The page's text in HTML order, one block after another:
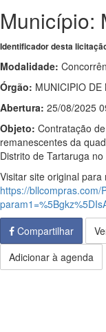
Município:
Identificador desta
Modalidade:
Órgão: MUNICIPIO DE
Abertura: 25/08/2025
Objeto: Contratação
remanescentes da
Distrito de Tartaruga
Visitar site original para
https://bllcompras.com/
Compartilhar
Adicionar à agenda